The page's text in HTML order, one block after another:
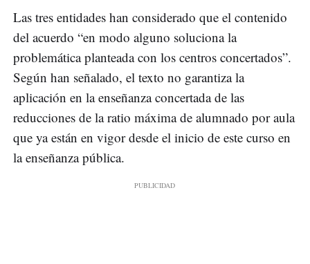
Las tres entidades han considerado que el contenido
del acuerdo “en modo alguno soluciona la
problemática planteada con los centros concertados”.
Según han señalado, el texto no garantiza la
aplicación en la enseñanza concertada de las
reducciones de la ratio máxima de alumnado por aula
que ya están en vigor desde el inicio de este curso en
la enseñanza pública.